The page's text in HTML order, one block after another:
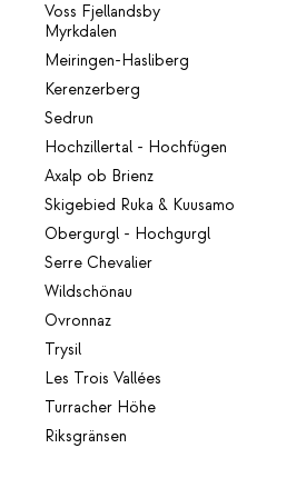
Voss Fjellandsby
Myrkdalen
Meiringen-Hasliberg
Kerenzerberg
Sedrun
Hochzillertal - Hochfügen
Axalp ob Brienz
Skigebied Ruka & Kuusamo
Obergurgl - Hochgurgl
Serre Chevalier
Wildschönau
Ovronnaz
Trysil
Les Trois Vallées
Turracher Höhe
Riksgränsen